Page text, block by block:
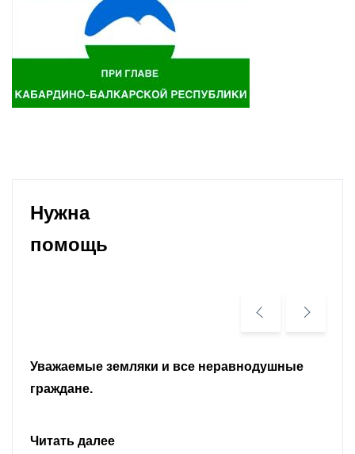
Нужна
помощь
Уважаемые земляки и все неравнодушные
граждане.
Читать далее